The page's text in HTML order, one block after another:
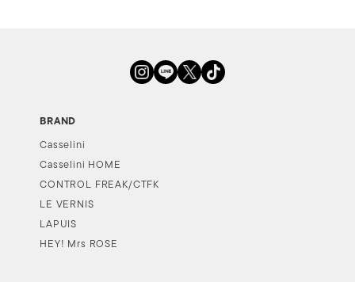
BRAND
Casselini
Casselini HOME
CONTROL FREAK/CTFK
LE VERNIS
LAPUIS
HEY! Mrs ROSE